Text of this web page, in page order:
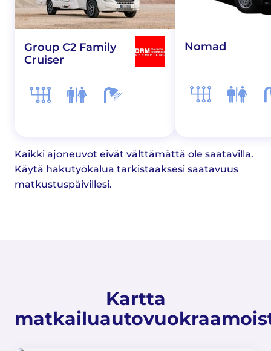
Group C2 Family
Cruiser
Nomad
Kaikki ajoneuvot eivät välttämättä ole saatavilla.
Käytä hakutyökalua tarkistaaksesi saatavuus
matkustuspäivillesi.
Kartta